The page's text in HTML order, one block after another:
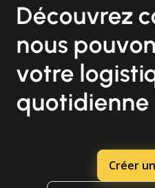
Découvrez
nous
votre
quotidienne
Créer